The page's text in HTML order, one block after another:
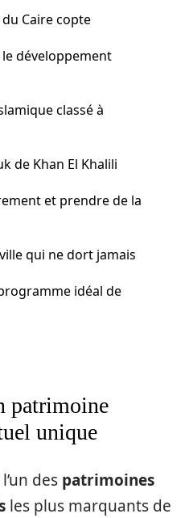
Caire copte
développement
classé à
de Khan El Khalili
et prendre de la
qui ne dort jamais
idéal de
patrimoine
unique
des patrimoines
les plus marquants de